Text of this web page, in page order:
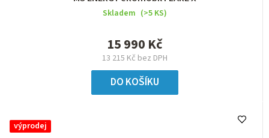
Skladem (>5 KS)
13 215 Kč bez DPH
15 990 Kč
DO KOŠÍKU
výprodej